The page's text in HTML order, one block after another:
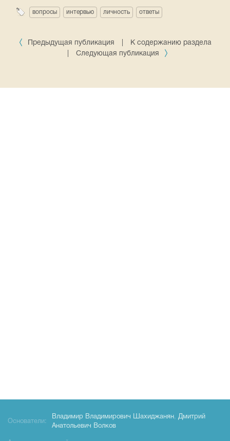
вопросы интервью личность ответы
Предыдущая публикация
К содержанию раздела
Следующая публикация
Основатели:
Владимир Владимирович Шахиджанян, Дмитрий
Анатольевич Волков